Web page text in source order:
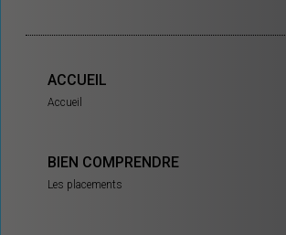
ACCUEIL
Accueil
BIEN COMPRENDRE
Les placements